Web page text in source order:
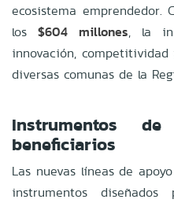
ecosistema emprendedor.
los $604 millones, la
innovación,
diversas comunas de la
Instrumentos
beneficiarios
Las nuevas líneas de
instrumentos